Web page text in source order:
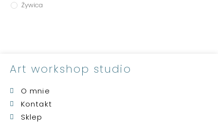
Żywica
Art workshop studio
O mnie
Kontakt
Sklep